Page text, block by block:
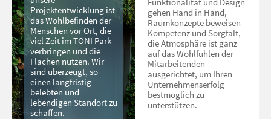
Projektentwicklung ist
das Wohlbefinden der
Menschen vor Ort, die
viel Zeit im TONI Park
verbringen und die
Flächen nutzen. Wir
sind überzeugt, so
einen langfristig
belebten und
lebendigen Standort zu
schaffen.
gehen Hand in Hand,
Raumkonzepte beweisen
Kompetenz und Sorgfalt,
die Atmosphäre ist ganz
auf das Wohlfühlen der
Mitarbeitenden
ausgerichtet, um Ihren
Unternehmenserfolg
bestmöglich zu
unterstützen.